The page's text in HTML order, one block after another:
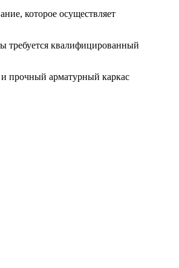
которое осуществляет
требуется квалифицированный
и прочный арматурный каркас